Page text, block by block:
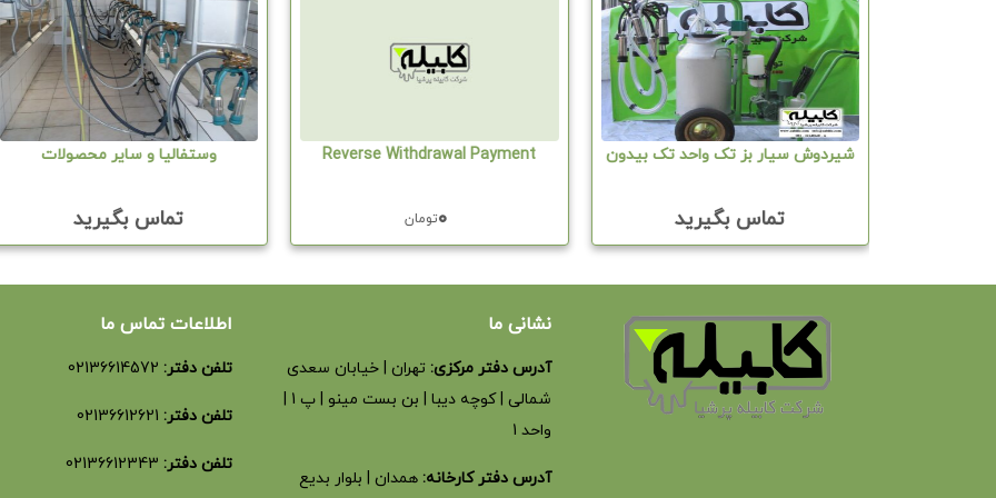
شیردوش سیار بز تک واحد تک بیدون
تماس بگیرید
Reverse Withdrawal Payment
تومان
وستفالیا و سایر محصولات
تماس بگیرید
نشانی ما
آدرس دفتر مرکزی: تهران | خیابان سعدی
شمالی | کوچه دیبا | بن بست مینو | پ 1 |
واحد 1
آدرس دفتر کارخانه: همدان | بلوار بدیع
اطلاعات تماس ما
تلفن دفتر: 02136614572
تلفن دفتر: 02136612621
تلفن دفتر: 02136612343